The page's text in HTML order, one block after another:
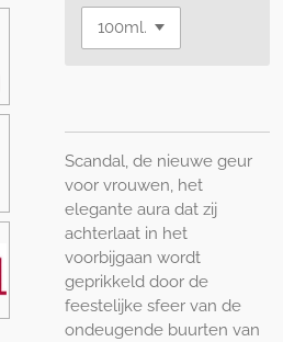
Scandal, de nieuwe geur
voor vrouwen, het
elegante aura dat zij
achterlaat in het
voorbijgaan wordt
geprikkeld door de
feestelijke sfeer van de
ondeugende buurten van